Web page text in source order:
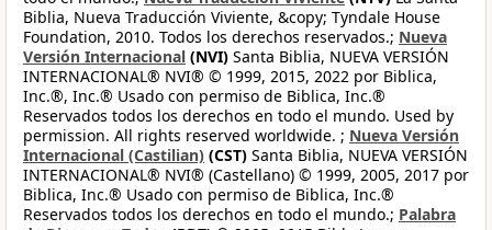
Biblia, Nueva Traducción Viviente, &copy; Tyndale House
Foundation, 2010. Todos los derechos reservados.; Nueva
Versión Internacional (NVI) Santa Biblia, NUEVA VERSIÓN
INTERNACIONAL® NVI® © 1999, 2015, 2022 por Biblica,
Inc.®, Inc.® Usado con permiso de Biblica, Inc.®
Reservados todos los derechos en todo el mundo. Used by
permission. All rights reserved worldwide. ; Nueva Versión
Internacional (Castilian) (CST) Santa Biblia, NUEVA VERSIÓN
INTERNACIONAL® NVI® (Castellano) © 1999, 2005, 2017 por
Biblica, Inc.® Usado con permiso de Biblica, Inc.®
Reservados todos los derechos en todo el mundo.; Palabra